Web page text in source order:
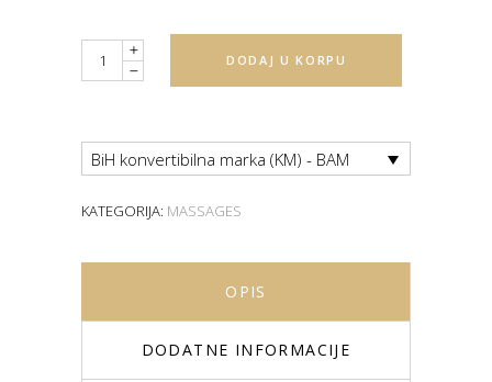
Quantity DODAJ U KORPU
BiH konvertibilna marka (KM) - BAM
KATEGORIJA: MASSAGES
OPIS
DODATNE INFORMACIJE